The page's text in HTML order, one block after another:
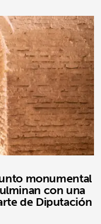
monumental
con una
de Diputación